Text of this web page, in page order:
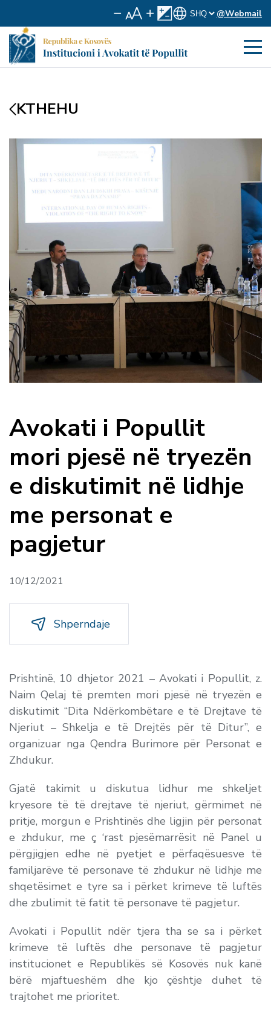
@Webmail
KTHEHU
Avokati i Popullit
mori pjesë në tryezën
e diskutimit në lidhje
me personat e
pagjetur
10/12/2021
Shperndaje
Prishtinë, 10 dhjetor 2021 – Avokati i Popullit, z.
Naim Qelaj të premten mori pjesë në tryezën e
diskutimit “Dita Ndërkombëtare e të Drejtave të
Njeriut – Shkelja e të Drejtës për të Ditur”, e
organizuar nga Qendra Burimore për Personat e
Zhdukur.
Gjatë takimit u diskutua lidhur me shkeljet
kryesore të të drejtave të njeriut, gërmimet në
pritje, morgun e Prishtinës dhe ligjin për personat
e zhdukur, me ç ‘rast pjesëmarrësit në Panel u
përgjigjen edhe në pyetjet e përfaqësuesve të
familjarëve të personave të zhdukur në lidhje me
shqetësimet e tyre sa i përket krimeve të luftës
dhe zbulimit të fatit të personave të pagjetur.
Avokati i Popullit ndër tjera tha se sa i përket
krimeve të luftës dhe personave të pagjetur
institucionet e Republikës së Kosovës nuk kanë
bërë mjaftueshëm dhe kjo çështje duhet të
trajtohet me prioritet.